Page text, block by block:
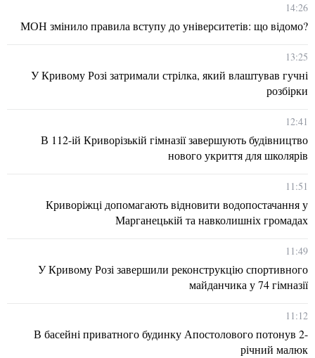
14:26
МОН змінило правила вступу до університетів: що відомо?
13:25
У Кривому Розі затримали стрілка, який влаштував гучні
розбірки
12:41
В 112-ій Криворізькій гімназії завершують будівництво
нового укриття для школярів
11:51
Криворіжці допомагають відновити водопостачання у
Марганецькій та навколишніх громадах
11:49
У Кривому Розі завершили реконструкцію спортивного
майданчика у 74 гімназії
11:12
В басейні приватного будинку Апостолового потонув 2-
річний малюк